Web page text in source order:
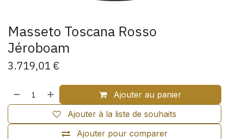
Masseto Toscana Rosso
Jéroboam
3.719,01 €
Ajouter au panier
Ajouter pour comparer
Ajouter à la liste de souhaits